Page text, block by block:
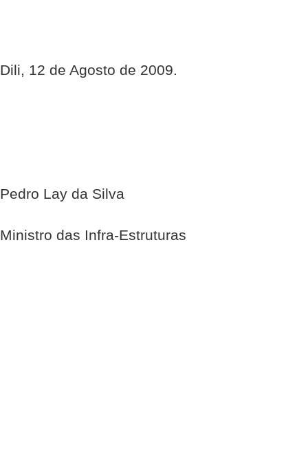
Dili, 12 de Agosto de 2009.
Pedro Lay da Silva
Ministro das Infra-Estruturas